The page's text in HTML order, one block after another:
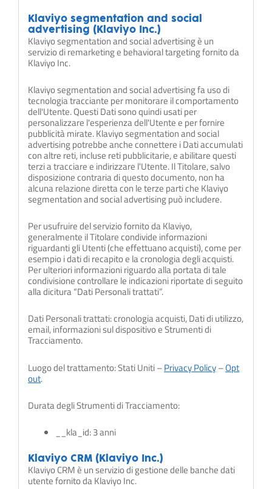
Klaviyo segmentation and social
advertising (Klaviyo Inc.)
Klaviyo segmentation and social advertising è un
servizio di remarketing e behavioral targeting fornito da
Klaviyo Inc.
Klaviyo segmentation and social advertising fa uso di
tecnologia tracciante per monitorare il comportamento
dell'Utente. Questi Dati sono quindi usati per
personalizzare l'esperienza dell'Utente e per fornire
pubblicità mirate. Klaviyo segmentation and social
advertising potrebbe anche connettere i Dati accumulati
con altre reti, incluse reti pubblicitarie, e abilitare questi
terzi a tracciare e indirizzare l'Utente. Il Titolare, salvo
disposizione contraria di questo documento, non ha
alcuna relazione diretta con le terze parti che Klaviyo
segmentation and social advertising può includere.
Per usufruire del servizio fornito da Klaviyo,
generalmente il Titolare condivide informazioni
riguardanti gli Utenti (che effettuano acquisti), come per
esempio i dati di recapito e la cronologia degli acquisti.
Per ulteriori informazioni riguardo alla portata di tale
condivisione controllare le indicazioni riportate di seguito
alla dicitura “Dati Personali trattati”.
Dati Personali trattati: cronologia acquisti, Dati di utilizzo,
email, informazioni sul dispositivo e Strumenti di
Tracciamento.
Luogo del trattamento: Stati Uniti –Privacy Policy–Opt
out.
Durata degli Strumenti di Tracciamento:
__kla_id: 3 anni
Klaviyo CRM (Klaviyo Inc.)
Klaviyo CRM è un servizio di gestione delle banche dati
utente fornito da Klaviyo Inc.